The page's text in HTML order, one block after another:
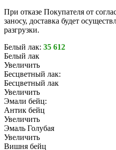
При отказе Покупателя от
заносу, доставка будет
разгрузки.
Белый лак: 35 612
Белый лак
Увеличить
Бесцветный лак:
Бесцветный лак
Увеличить
Эмали бейц:
Антик бейц
Увеличить
Эмаль Голубая
Увеличить
Вишня бейц